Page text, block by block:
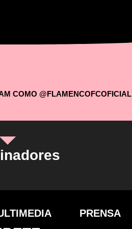
COMO @FLAMENCOFCOFICIAL
PRENSA